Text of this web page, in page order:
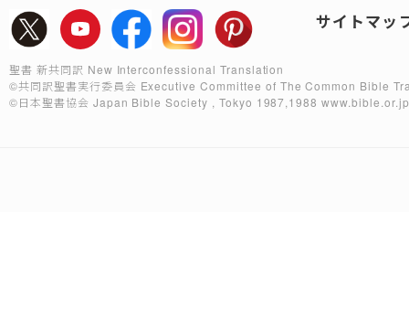
サイトマッ
聖書 新共同訳 New Interconfessional Translation
©共同訳聖書実行委員会 Executive Committee of The Common Bible
©日本聖書協会 Japan Bible Society , Tokyo 1987,1988www.bible.or.jp